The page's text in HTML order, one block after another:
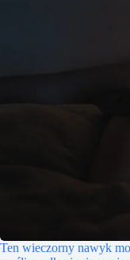
Ten wieczorny nawyk